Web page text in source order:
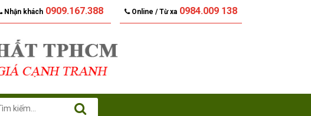
Nhận khách0909.167.388 Online / Từ xa 0984.009 138